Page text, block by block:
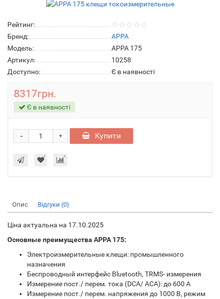
Рейтинг:
Бренд:
APPA
Модель:
APPA 175
Артикул:
10258
Доступно:
Є в наявності
8317грн.
Є в наявності
+
- Купити
Опис Відгуки (0)
Ціна актуальна на 17.10.2025
Основные преимущества APPA 175:
Электроизмерительные клещи: промышленного
назначения
Беспроводный интерфейс Bluetooth, TRMS- измерения
Измерение пост./ перем. тока (DCA/ ACA): до 600 A
Измерение пост./ перем. напряжения до 1000 В, режим